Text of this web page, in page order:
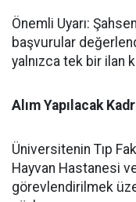
​Önemli Uyarı:
başvurular
yalnızca tek bir ilan
​Alım Yapılacak
​Üniversitenin Tıp
Hayvan Hastanesi
görevlendirilmek